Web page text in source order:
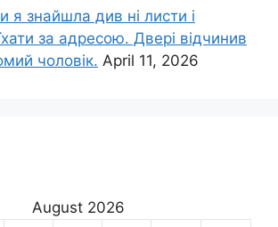
я знайшла див ні листи і
за адресою. Двері відчинив
чоловік. April 11, 2026
August 2026